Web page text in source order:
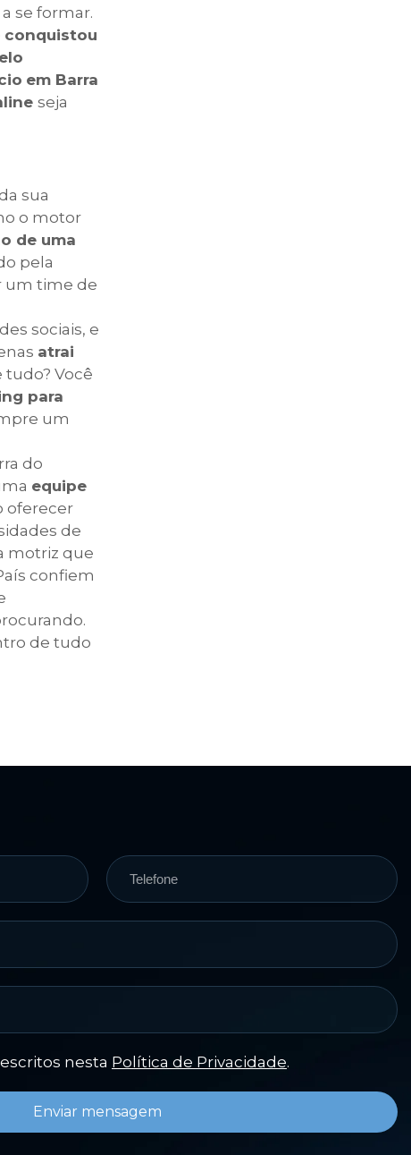
se formar.
conquistou
em Barra
seja
sua
o motor
de uma
pela
um time de
sociais, e
atrai
tudo? Você
para
um
do
equipe
oferecer
de
motriz que
confiem
de tudo
nesta Política de Privacidade.
Enviar mensagem